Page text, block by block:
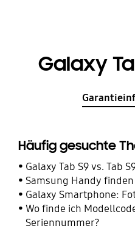
Galaxy
Häufig gesuchte
Galaxy Tab S9 vs. Tab
Samsung Handy
Galaxy Smartphone:
Wo finde ich
Seriennummer?